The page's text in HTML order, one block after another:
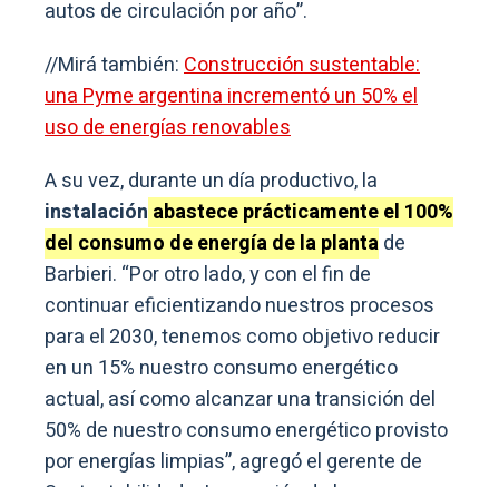
autos de circulación por año”.
//Mirá también:Construcción sustentable:
una Pyme argentina incrementó un 50% el
uso de energías renovables
A su vez, durante un día productivo, la
instalación abastece prácticamente el 100%
del consumo de energía de la plantade
Barbieri. “Por otro lado, y con el fin de
continuar eficientizando nuestros procesos
para el 2030, tenemos como objetivo reducir
en un 15% nuestro consumo energético
actual, así como alcanzar una transición del
50% de nuestro consumo energético provisto
por energías limpias”, agregó el gerente de